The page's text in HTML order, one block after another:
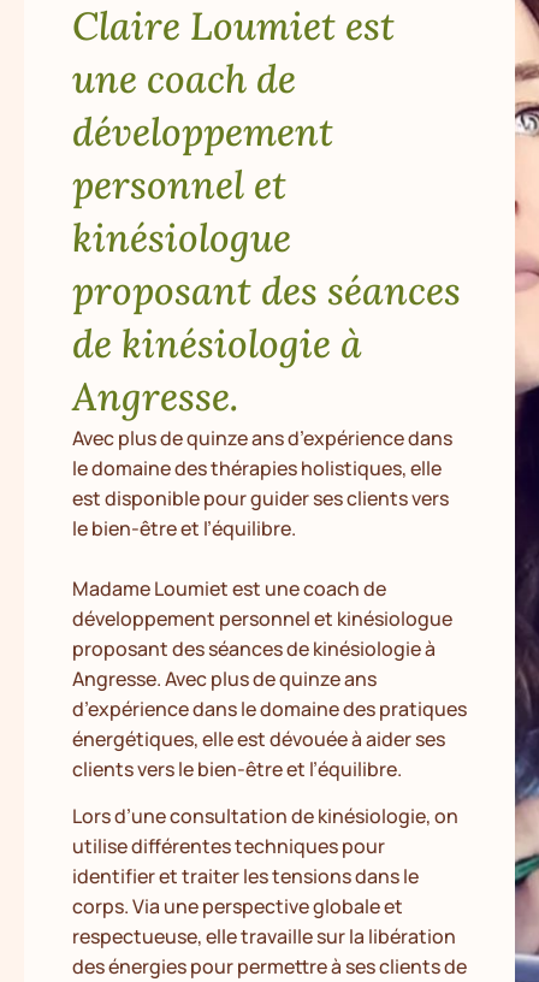
Claire Loumiet est
une coach de
développement
personnel et
kinésiologue
proposant des séances
de kinésiologie à
Angresse.
Avec plus de quinze ans d’expérience dans
le domaine des thérapies holistiques, elle
est disponible pour guider ses clients vers
le bien-être et l’équilibre.
Madame Loumiet est une coach de
développement personnel et kinésiologue
proposant des séances de kinésiologie à
Angresse. Avec plus de quinze ans
d’expérience dans le domaine des pratiques
énergétiques, elle est dévouée à aider ses
clients vers le bien-être et l’équilibre.
Lors d’une consultation de kinésiologie, on
utilise différentes techniques pour
identifier et traiter les tensions dans le
corps. Via une perspective globale et
respectueuse, elle travaille sur la libération
des énergies pour permettre à ses clients de